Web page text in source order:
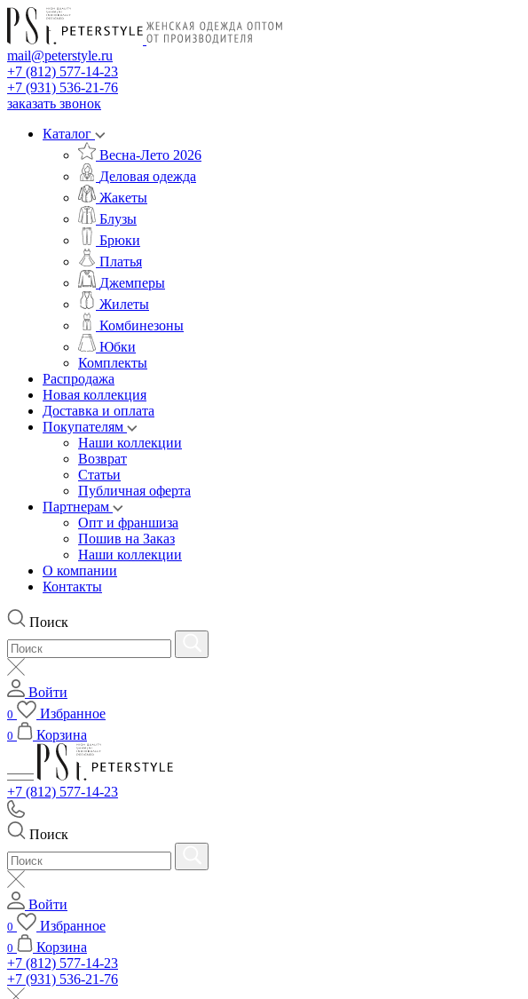
mail@peterstyle.ru
+7 (812) 577-14-23
+7 (931) 536-21-76
заказать звонок
Каталог
Весна-Лето 2026
Деловая одежда
Жакеты
Блузы
Брюки
Платья
Джемперы
Жилеты
Комбинезоны
Юбки
Комплекты
Распродажа
Новая коллекция
Доставка и оплата
Покупателям
Наши коллекции
Возврат
Статьи
Публичная оферта
Партнерам
Опт и франшиза
Пошив на Заказ
Наши коллекции
О компании
Контакты
Поиск
Войти
0 Избранное
0 Корзина
+7 (812) 577-14-23
Поиск
Войти
0 Избранное
0
Корзина
+7 (812) 577-14-23
+7 (931) 536-21-76